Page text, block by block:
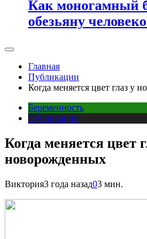
Как моногамный
обезьяну
Главная
Публикации
Когда меняется цвет глаз у
Беременность
Публикации
Когда меняется цвет
новорожденных
Виктория3 года назад03 мин.